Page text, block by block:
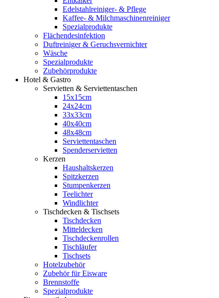
Edelstahlreiniger- & Pflege
Kaffee- & Milchmaschinenreiniger
Spezialprodukte
Flächendesinfektion
Duftreiniger & Geruchsvernichter
Wäsche
Spezialprodukte
Zubehörprodukte
Hotel & Gastro
Servietten & Serviettentaschen
15x15cm
24x24cm
33x33cm
40x40cm
48x48cm
Serviettentaschen
Spenderservietten
Kerzen
Haushaltskerzen
Spitzkerzen
Stumpenkerzen
Teelichter
Windlichter
Tischdecken & Tischsets
Tischdecken
Mitteldecken
Tischdeckenrollen
Tischläufer
Tischsets
Hotelzubehör
Zubehör für Eisware
Brennstoffe
Spezialprodukte